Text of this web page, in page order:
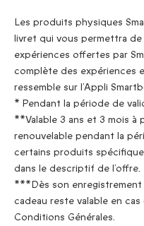
Les produits physiques
livret qui vous permettra
expériences offertes par
complète des expériences
ressemble sur l’Appli
* Pendant la période de
**Valable 3 ans et 3 mois à
renouvelable pendant la
certains produits
dans le descriptif de l’offre.
***Dès son enregistrement
cadeau reste valable en
Conditions Générales.